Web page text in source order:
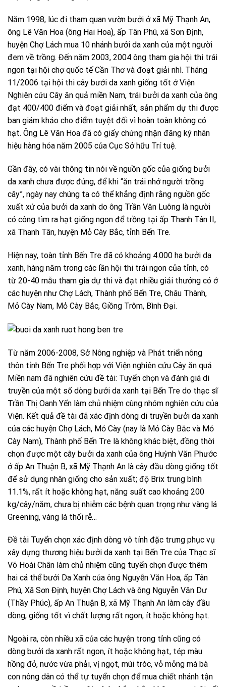
Năm 1998, lúc đi tham quan vườn bưởi ở xã Mỹ Thạnh An,
ông Lê Văn Hoa (ông Hai Hoa), ấp Tân Phú, xã Sơn Định,
huyện Chợ Lách mua 10 nhánh bưởi da xanh của một người
đem về trồng. Đến năm 2003, 2004 ông tham gia hội thi trái
ngon tại hội chợ quốc tế Cần Thơ và đoạt giải nhì. Tháng
11/2006 tại hội thi cây bưởi da xanh giống tốt ở Viện
Nghiên cứu Cây ăn quả miền Nam, trái bưởi da xanh của ông
đạt 400/400 điểm và đoạt giải nhất, sản phẩm dự thi được
ban giám khảo cho điểm tuyệt đối vì hoàn toàn không có
hạt. Ông Lê Văn Hoa đã có giấy chứng nhận đăng ký nhãn
hiệu hàng hóa năm 2005 của Cục Sở hữu Trí tuệ.
Gần đây, có vài thông tin nói về nguồn gốc của giống bưởi
da xanh chưa được đúng, để khi “ăn trái nhớ người trồng
cây”, ngày nay chúng ta có thể khẳng định rằng nguồn gốc
xuất xứ của bưởi da xanh do ông Trần Văn Luông là người
có công tìm ra hạt giống ngon để trồng tại ấp Thanh Tân II,
xã Thanh Tân, huyện Mỏ Cày Bắc, tỉnh Bến Tre.
Hiện nay, toàn tỉnh Bến Tre đã có khoảng 4.000 ha bưởi da
xanh, hàng năm trong các lần hội thi trái ngon của tỉnh, có
từ 20-40 mẫu tham gia dự thi và đạt nhiều giải thưởng có ở
các huyện như Chợ Lách, Thành phố Bến Tre, Châu Thành,
Mỏ Cày Nam, Mỏ Cày Bắc, Giồng Trôm, Bình Đại.
Từ năm 2006-2008, Sở Nông nghiệp và Phát triển nông
thôn tỉnh Bến Tre phối hợp với Viện nghiên cứu Cây ăn quả
Miền nam đã nghiên cứu đề tài: Tuyển chọn và đánh giá di
truyền của một số dòng bưởi da xanh tại Bến Tre do thạc sĩ
Trần Thị Oanh Yến làm chủ nhiệm cùng nhóm nghiên cứu của
Viện. Kết quả đề tài đã xác định dòng di truyền bưởi da xanh
của các huyện Chợ Lách, Mỏ Cày (nay là Mỏ Cày Bắc và Mỏ
Cày Nam), Thành phố Bến Tre là không khác biệt, đồng thời
chọn được một cây bưởi da xanh của ông Huỳnh Văn Phước
ở ấp An Thuận B, xã Mỹ Thạnh An là cây đầu dòng giống tốt
để sử dụng nhân giống cho sản xuất; độ Brix trung bình
11.1%, rất ít hoặc không hạt, năng suất cao khoảng 200
kg/cây/năm, chưa bị nhiễm các bệnh quan trọng như vàng lá
Greening, vàng lá thối rễ…
Đề tài Tuyển chọn xác định dòng vô tính đặc trưng phục vụ
xây dựng thương hiệu bưởi da xanh tại Bến Tre của Thạc sĩ
Võ Hoài Chân làm chủ nhiệm cũng tuyển chọn được thêm
hai cá thể bưởi Da Xanh của ông Nguyễn Văn Hoa, ấp Tân
Phú, Xã Sơn Định, huyện Chợ Lách và ông Nguyễn Văn Dư
(Thầy Phúc), ấp An Thuận B, xã Mỹ Thạnh An làm cây đầu
dòng, giống tốt vì chất lượng rất ngon, ít hoặc không hạt.
Ngoài ra, còn nhiều xã của các huyện trong tỉnh cũng có
dòng bưởi da xanh rất ngon, ít hoặc không hạt, tép màu
hồng đỏ, nước vừa phải, vị ngọt, múi tróc, vỏ mỏng mà bà
con nông dân có thể tự tuyển chọn để mua chiết nhánh tận